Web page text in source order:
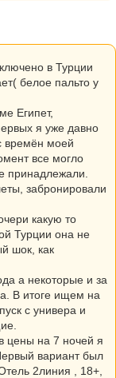
в Турции
белое пальто у
Египет,
я уже давно
времён моей
все могло
принадлежали.
забронировали
какую то
Турции она не
шок, как
а некоторые и за
В итоге ищем на
с универа и
цены на 7 ночей я
вариант был
2линия , 18+,